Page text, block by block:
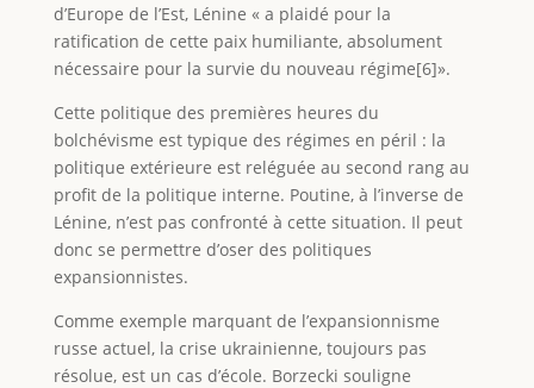
d’Europe de l’Est, Lénine « a plaidé pour la
ratification de cette paix humiliante, absolument
nécessaire pour la survie du nouveau régime[6]».
Cette politique des premières heures du
bolchévisme est typique des régimes en péril : la
politique extérieure est reléguée au second rang au
profit de la politique interne. Poutine, à l’inverse de
Lénine, n’est pas confronté à cette situation. Il peut
donc se permettre d’oser des politiques
expansionnistes.
Comme exemple marquant de l’expansionnisme
russe actuel, la crise ukrainienne, toujours pas
résolue, est un cas d’école. Borzecki souligne